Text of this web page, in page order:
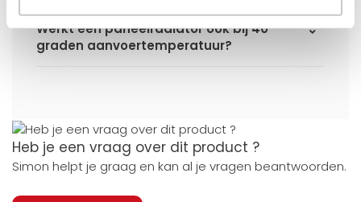
Werkt een paneelradiator ook bij 40
graden aanvoertemperatuur?
Heb je een vraag over dit product ?
Simon helpt je graag en kan al je vragen beantwoorden.